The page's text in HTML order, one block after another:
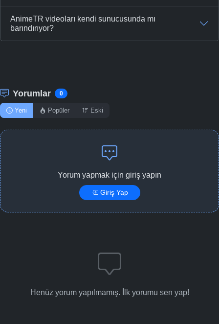
AnimeTR videoları kendi sunucusunda mı
barındırıyor?
Yorumlar 0
Yeni Popüler Eski
Yorum yapmak için giriş yapın
Giriş Yap
Henüz yorum yapılmamış. İlk yorumu sen yap!